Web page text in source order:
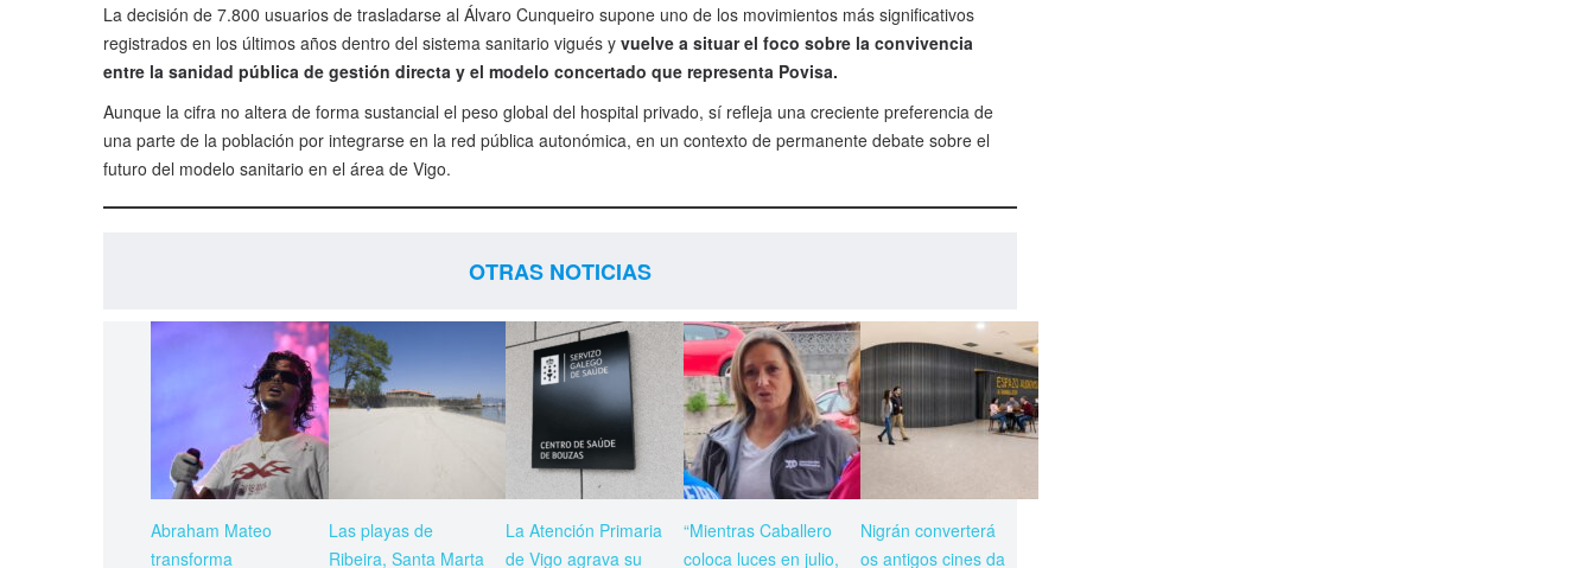
La decisión de 7.800 usuarios de trasladarse al Álvaro Cunqueiro supone uno de los movimientos más significativos
registrados en los últimos años dentro del sistema sanitario vigués y vuelve a situar el foco sobre la convivencia
entre la sanidad pública de gestión directa y el modelo concertado que representa Povisa.
Aunque la cifra no altera de forma sustancial el peso global del hospital privado, sí refleja una creciente preferencia de
una parte de la población por integrarse en la red pública autonómica, en un contexto de permanente debate sobre el
futuro del modelo sanitario en el área de Vigo.
OTRAS NOTICIAS
Abraham Mateo
transforma
Las playas de
Ribeira, Santa Marta
La Atención Primaria
de Vigo agrava su
“Mientras Caballero
coloca luces en julio,
Nigrán converterá
os antigos cines da